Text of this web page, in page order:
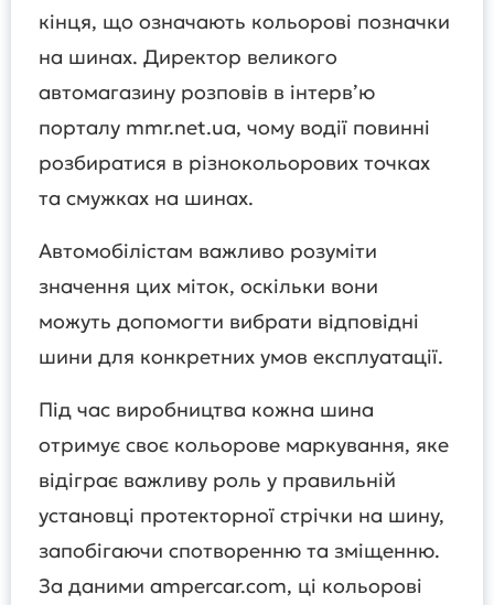
кінця, що означають кольорові позначки
на шинах. Директор великого
автомагазину розповів в інтерв’ю
порталу mmr.net.ua, чому водії повинні
розбиратися в різнокольорових точках
та смужках на шинах.
Автомобілістам важливо розуміти
значення цих міток, оскільки вони
можуть допомогти вибрати відповідні
шини для конкретних умов експлуатації.
Під час виробництва кожна шина
отримує своє кольорове маркування, яке
відіграє важливу роль у правильній
установці протекторної стрічки на шину,
запобігаючи спотворенню та зміщенню.
За даними ampercar.com, ці кольорові